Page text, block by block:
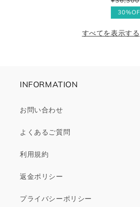
常
格
ー
価
すべてを表示する
INFORMATION
お問い合わせ
よくあるご質問
利用規約
返金ポリシー
プライバシーポリシー